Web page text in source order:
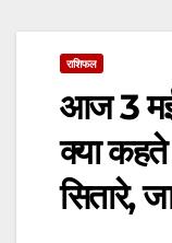
राशिफल
आज 3 मई
क्या
सितारे,